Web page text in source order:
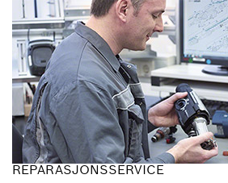
REPARASJONSSERVICE